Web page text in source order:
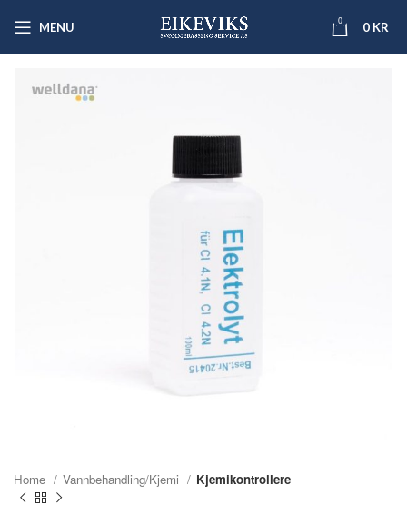
MENU 0 0 KR
Home Vannbehandling/Kjemi Kjemikontrollere